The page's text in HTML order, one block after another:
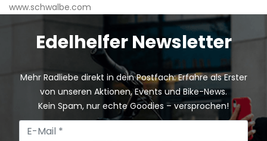
www.schwalbe.com
Edelhelfer Newsletter
Mehr Radliebe direkt in dein Postfach: Erfahre als Erster
von unseren Aktionen, Events und Bike-News.
Kein Spam, nur echte Goodies – versprochen!